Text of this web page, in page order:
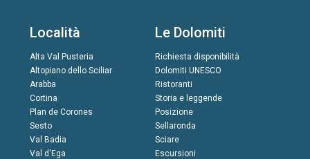
Località
Alta Val Pusteria
Altopiano dello Sciliar
Arabba
Cortina
Plan de Corones
Sesto
Val Badia
Val d'Ega
Le Dolomiti
Richiesta disponibilità
Dolomiti UNESCO
Ristoranti
Storia e leggende
Posizione
Sellaronda
Sciare
Escursioni